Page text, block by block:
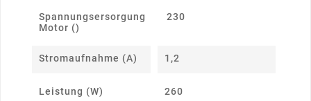
Spannungsersorgung
Motor ()
230
Stromaufnahme (A) 1,2
Leistung (W) 260